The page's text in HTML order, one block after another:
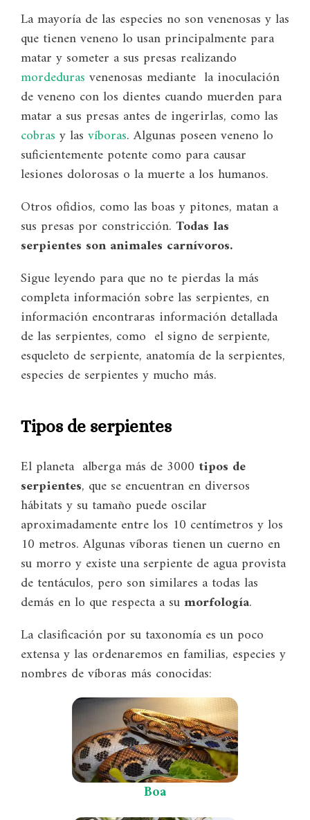
La mayoría de las especies no son venenosas y las
que tienen veneno lo usan principalmente para
matar y someter a sus presas realizando
mordeduras venenosas mediante la inoculación
de veneno con los dientes cuando muerden para
matar a sus presas antes de ingerirlas, como las
cobras y las víboras. Algunas poseen veneno lo
suficientemente potente como para causar
lesiones dolorosas o la muerte a los humanos.
Otros ofidios, como las boas y pitones, matan a
sus presas por constricción. Todas las
serpientes son animales carnívoros.
Sigue leyendo para que no te pierdas la más
completa información sobre las serpientes, en
información encontraras información detallada
de las serpientes, como el signo de serpiente,
esqueleto de serpiente, anatomía de la serpientes,
especies de serpientes y mucho más.
Tipos de serpientes
El planeta alberga más de 3000 tipos de
serpientes, que se encuentran en diversos
hábitats y su tamaño puede oscilar
aproximadamente entre los 10 centímetros y los
10 metros. Algunas víboras tienen un cuerno en
su morro y existe una serpiente de agua provista
de tentáculos, pero son similares a todas las
demás en lo que respecta a sumorfología.
La clasificación por su taxonomía es un poco
extensa y las ordenaremos en familias, especies y
nombres de víboras más conocidas:
Boa